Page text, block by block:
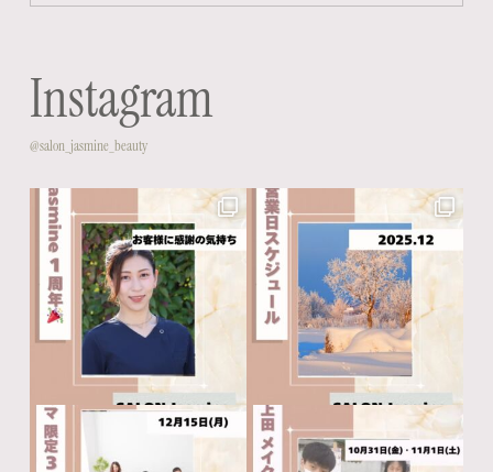
Instagram
@salon_jasmine_beauty